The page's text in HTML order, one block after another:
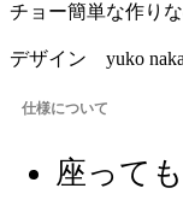
チョー簡単な作り
デザイン yuko
仕様について
座って